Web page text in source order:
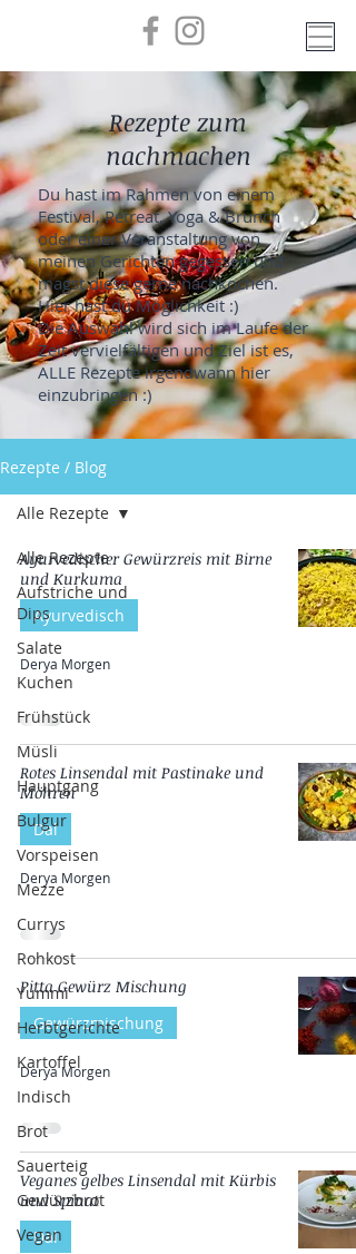
Rezepte zum
nachmachen
Du hast im Rahmen von einem
Festival, Retreat, Yoga & Brunch
oder einer Veranstaltung von
meinen Gerichten gegessen und
magst diese gerne nachkochen.
Hier hast du Möglichkeit :)
Die Auswahl wird sich im Laufe der
Zeit vervielfältigen und Ziel ist es,
ALLE Rezepte irgendwann hier
einzubringen :)
Rezepte / Blog
Alle Rezepte
Aufstriche und
Dips
Salate
Kuchen
Frühstück
Müsli
Hauptgang
Bulgur
Vorspeisen
Mezze
Currys
Rohkost
Yummi
Herbtgerichte
Kartoffel
Indisch
Brot
Sauerteig
Gewürzbrot
Vegan
Alle Rezepte
Ayurvedischer Gewürzreis mit Birne
und Kurkuma
Ayurvedisch
Derya Morgen
Rotes Linsendal mit Pastinake und
Möhren
Dal
Derya Morgen
Pitta Gewürz Mischung
Gewürzmischung
Derya Morgen
Veganes gelbes Linsendal mit Kürbis
und Spinat
Dal